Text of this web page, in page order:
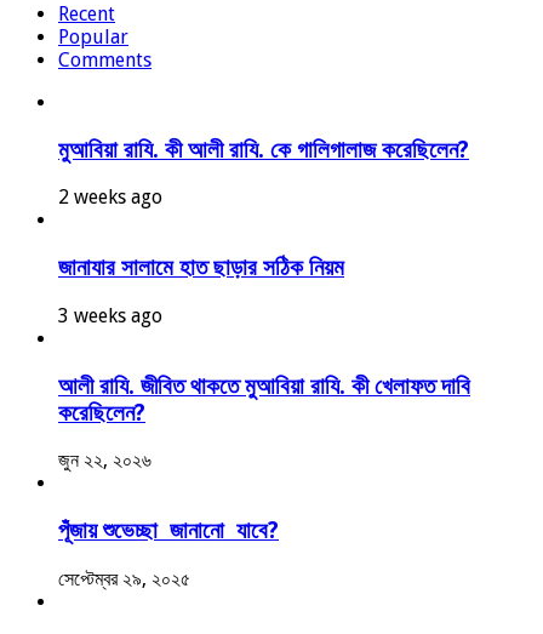
Recent
Popular
Comments
মুআবিয়া রাযি. কী আলী রাযি. কে গালিগালাজ করেছিলেন?
2 weeks ago
জানাযার সালামে হাত ছাড়ার সঠিক নিয়ম
3 weeks ago
আলী রাযি. জীবিত থাকতে মুআবিয়া রাযি. কী খেলাফত দাবি
করেছিলেন?
জুন ২২, ২০২৬
পূঁজায় শুভেচ্ছা জানানো যাবে?
সেপ্টেম্বর ২৯, ২০২৫